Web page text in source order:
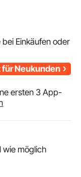
bei Einkäufen oder
für Neukunden
ersten 3 App-
wie möglich